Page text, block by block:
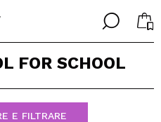
╳
╳
TUA LINGUA
FOR SCHOOL
E FILTRARE